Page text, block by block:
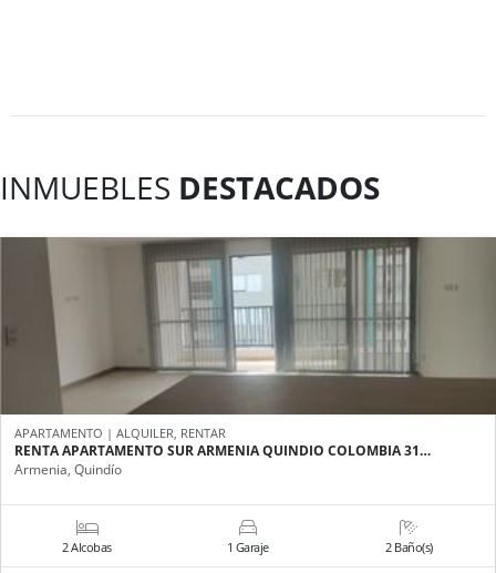
INMUEBLES DESTACADOS
APARTAMENTO | ALQUILER, RENTAR
RENTA APARTAMENTO SUR ARMENIA QUINDIO COLOMBIA 31…
Armenia, Quindío
2 Alcobas 1 Garaje 2 Baño(s)